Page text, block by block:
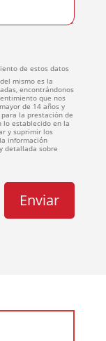
de estos datos
del mismo es la
encontrándonos
que nos
de 14 años y
la prestación de
lo establecido en la
y suprimir los
información
detallada sobre